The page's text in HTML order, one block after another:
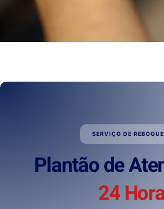
SERVIÇO DE
Plantão de
24